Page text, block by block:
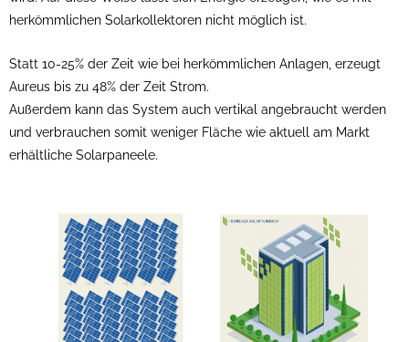
herkömmlichen Solarkollektoren nicht möglich ist.
Statt 10-25% der Zeit wie bei herkömmlichen Anlagen, erzeugt
Aureus bis zu 48% der Zeit Strom.
Außerdem kann das System auch vertikal angebraucht werden
und verbrauchen somit weniger Fläche wie aktuell am Markt
erhältliche Solarpaneele.